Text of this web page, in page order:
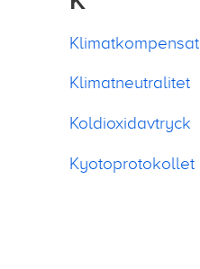
Klimatneutralitet
Koldioxidavtryck
Kyotoprotokollet